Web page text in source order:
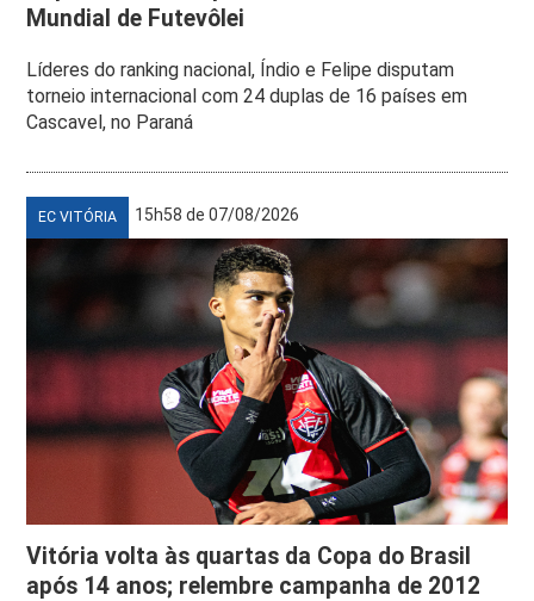
Mundial de Futevôlei
Líderes do ranking nacional, Índio e Felipe disputam
torneio internacional com 24 duplas de 16 países em
Cascavel, no Paraná
EC VITÓRIA 15h58 de 07/08/2026
Vitória volta às quartas da Copa do Brasil
após 14 anos; relembre campanha de 2012